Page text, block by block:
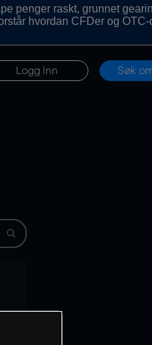
penger raskt, grunnet
hvordan CFDer og
Logg inn Søk